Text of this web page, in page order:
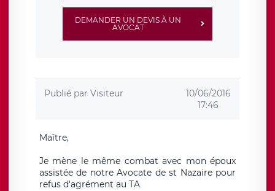
DEMANDER UN DEVIS À UN
AVOCAT
Publié par Visiteur
10/06/2016
17:46
Maître,
Je mène le même combat avec mon époux
assistée de notre Avocate de st Nazaire pour
refus d'agrément au TA